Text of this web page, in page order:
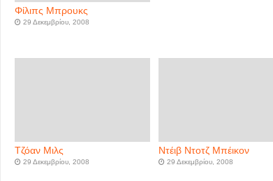
Φίλιπς Μπρουκς
29 Δεκεμβρίου, 2008
Τζόαν Μιλς
29 Δεκεμβρίου, 2008
Ντέιβ Ντοτζ Μπέικον
29 Δεκεμβρίου, 2008